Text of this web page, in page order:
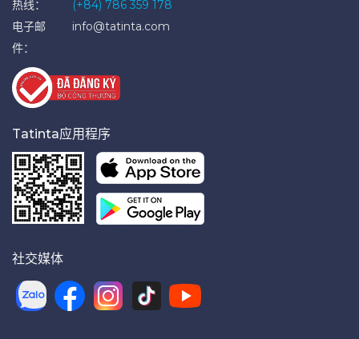
热线：
(+84) 786 359 178
电子邮
件：
info@tatinta.com
Tatinta应用程序
社交媒体